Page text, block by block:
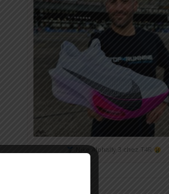
Nike Alphafly 3 chez T4R